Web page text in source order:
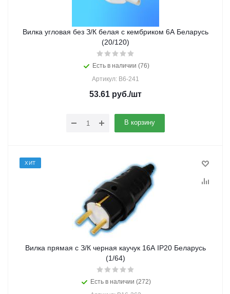
Вилка угловая без З/К белая с кембриком 6А Беларусь
(20/120)
Есть в наличии (76)
Артикул: В6-241
53.61 руб./шт
В корзину
ХИТ
Вилка прямая с З/К черная каучук 16А IP20 Беларусь
(1/64)
Есть в наличии (272)